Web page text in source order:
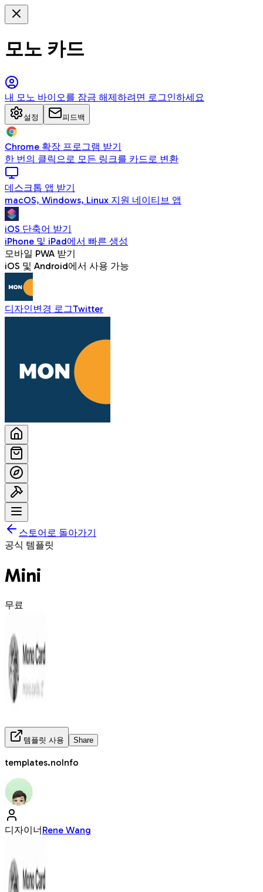
모노 카드
내 모노 바이오를 잠금 해제하려면 로그인하세요
설정 피드백
Chrome 확장 프로그램 받기
한 번의 클릭으로 모든 링크를 카드로 변환
데스크톱 앱 받기
macOS, Windows, Linux 지원 네이티브 앱
iOS 단축어 받기
iPhone 및 iPad에서 빠른 생성
모바일 PWA 받기
iOS 및 Android에서 사용 가능
디자인변경 로그Twitter
스토어로 돌아가기
공식 템플릿
Mini
무료
템플릿 사용 Share
templates.noInfo
디자이너Rene Wang